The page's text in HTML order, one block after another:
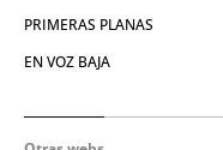
PRIMERAS PLANAS
EN VOZ BAJA